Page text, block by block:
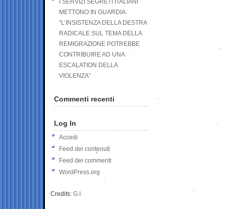
I SERVIZI SEGRETI ITALIANI
METTONO IN GUARDIA:
“L’INSISTENZA DELLA DESTRA
RADICALE SUL TEMA DELLA
REMIGRAZIONE POTREBBE
CONTRIBUIRE AD UNA
ESCALATION DELLA
VIOLENZA”
Commenti recenti
Log In
Accedi
Feed dei contenuti
Feed dei commenti
WordPress.org
Credits: G.I